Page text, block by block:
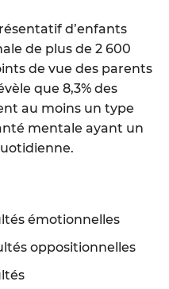
d’enfants
de plus de 2 600
de vue des parents
que 8,3% des
au moins un type
mentale ayant un
émotionnelles
oppositionnelles